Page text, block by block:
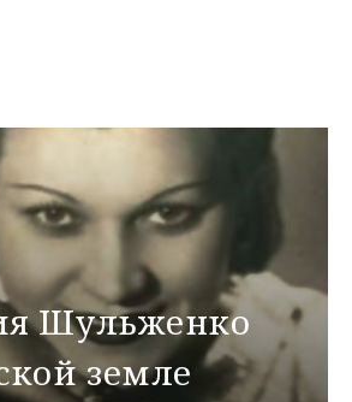
Шульженко
земле